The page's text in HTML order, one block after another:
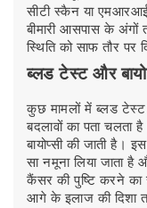
सीटी स्कैन या
बीमारी आसपास के
स्थिति को साफ तौर पर
ब्लड टेस्ट और
कुछ मामलों में ब्लड टेस्ट
बदलावों का पता चलता
बायोप्सी की जाती है।
सा नमूना लिया जाता है
कैंसर की पुष्टि करने का
आगे के इलाज की दिशा